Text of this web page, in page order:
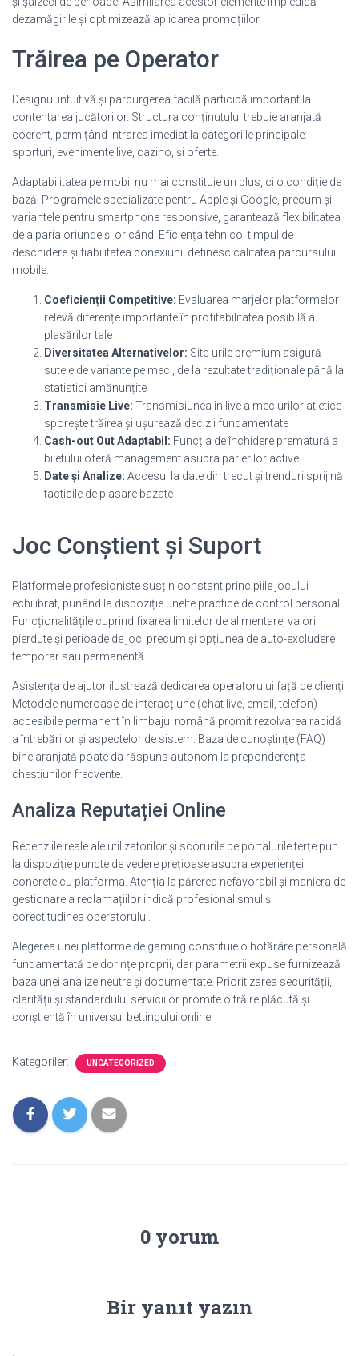
dezamăgirile și optimizează aplicarea promoțiilor.
Trăirea pe Operator
Designul intuitivă și parcurgerea facilă participă important la
contentarea jucătorilor. Structura conținutului trebuie aranjată
coerent, permițând intrarea imediat la categoriile principale:
sporturi, evenimente live, cazino, și oferte.
Adaptabilitatea pe mobil nu mai constituie un plus, ci o condiție de
bază. Programele specializate pentru Apple și Google, precum și
variantele pentru smartphone responsive, garantează flexibilitatea
de a paria oriunde și oricând. Eficiența tehnico, timpul de
deschidere și fiabilitatea conexiunii definesc calitatea parcursului
mobile.
Coeficienții Competitive: Evaluarea marjelor platformelor
relevă diferențe importante în profitabilitatea posibilă a
plasărilor tale
Diversitatea Alternativelor: Site-urile premium asigură
sutele de variante pe meci, de la rezultate tradiționale până la
statistici amănunțite
Transmisie Live: Transmisiunea în live a meciurilor atletice
sporește trăirea și ușurează decizii fundamentate
Cash-out Out Adaptabil: Funcția de închidere prematură a
biletului oferă management asupra parierilor active
Date și Analize: Accesul la date din trecut și trenduri sprijină
tacticile de plasare bazate
Joc Conștient și Suport
Platformele profesioniste susțin constant principiile jocului
echilibrat, punând la dispoziție unelte practice de control personal.
Funcționalitățile cuprind fixarea limitelor de alimentare, valori
pierdute și perioade de joc, precum și opțiunea de auto-excludere
temporar sau permanentă.
Asistența de ajutor ilustrează dedicarea operatorului față de clienți.
Metodele numeroase de interacțiune (chat live, email, telefon)
accesibile permanent în limbajul română promit rezolvarea rapidă
a întrebărilor și aspectelor de sistem. Baza de cunoștințe (FAQ)
bine aranjată poate da răspuns autonom la preponderența
chestiunilor frecvente.
Analiza Reputației Online
Recenziile reale ale utilizatorilor și scorurile pe portalurile terțe pun
la dispoziție puncte de vedere prețioase asupra experienței
concrete cu platforma. Atenția la părerea nefavorabil și maniera de
gestionare a reclamațiilor indică profesionalismul și
corectitudinea operatorului.
Alegerea unei platforme de gaming constituie o hotărâre personală
fundamentată pe dorințe proprii, dar parametrii expuse furnizează
baza unei analize neutre și documentate. Prioritizarea securității,
clarității și standardului serviciilor promite o trăire plăcută și
conștientă în universul bettingului online.
Kategoriler: UNCATEGORIZED
0 yorum
Bir yanıt yazın